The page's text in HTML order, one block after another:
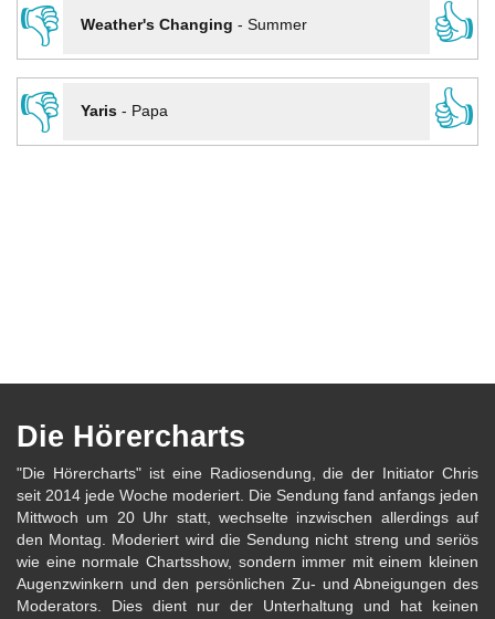
👎
Weather's Changing - Summer
👍
👎
Yaris- Papa 👍
Die Hörercharts
"Die Hörercharts" ist eine Radiosendung, die der Initiator Chris
seit 2014 jede Woche moderiert. Die Sendung fand anfangs jeden
Mittwoch um 20 Uhr statt, wechselte inzwischen allerdings auf
den Montag. Moderiert wird die Sendung nicht streng und seriös
wie eine normale Chartsshow, sondern immer mit einem kleinen
Augenzwinkern und den persönlichen Zu- und Abneigungen des
Moderators. Dies dient nur der Unterhaltung und hat keinen